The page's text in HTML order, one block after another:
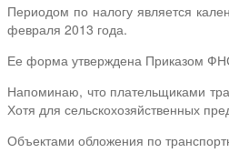
Периодом по налогу является
февраля 2013 года.
Ее форма утверждена Приказом
Напоминаю, что плательщиками
Хотя для сельскохозяйственных
Объектами обложения по